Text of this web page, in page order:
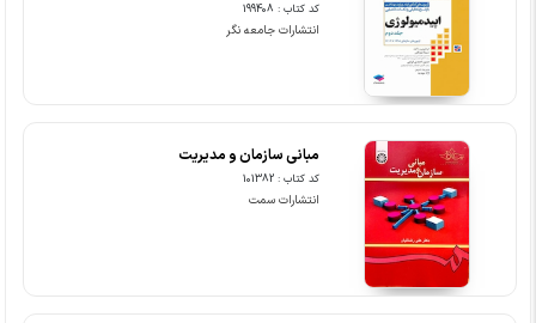
کد کتاب : 199408
انتشارات جامعه نگر
مبانی سازمان و مدیریت
کد کتاب : 101382
انتشارات سمت